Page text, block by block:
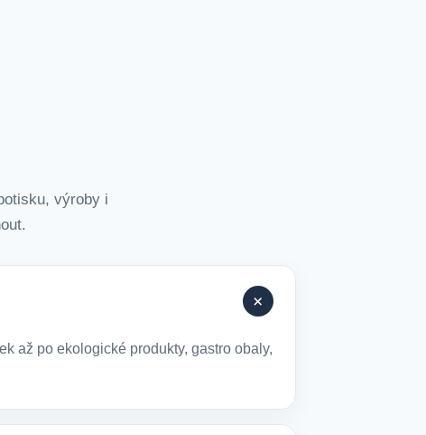
výroby i
+
až po ekologické produkty, gastro obaly,